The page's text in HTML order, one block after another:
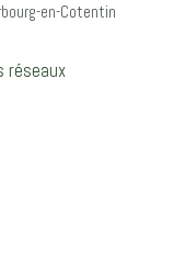
en-Cotentin
réseaux